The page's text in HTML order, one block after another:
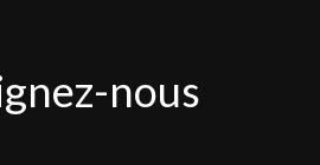
nous nous